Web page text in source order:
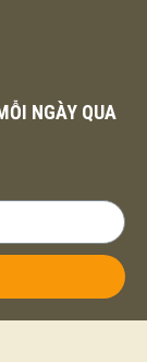
NGÀY QUA